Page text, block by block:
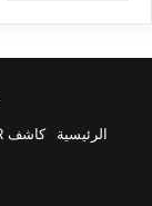
الرئيسية
كاشف VAR